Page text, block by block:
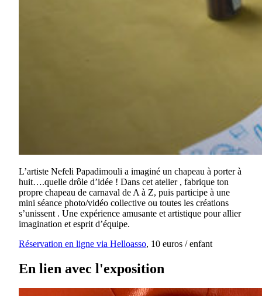
L’artiste Nefeli Papadimouli a imaginé un chapeau à porter à
huit….quelle drôle d’idée ! Dans cet atelier , fabrique ton
propre chapeau de carnaval de A à Z, puis participe à une
mini séance photo/vidéo collective ou toutes les créations
s’unissent . Une expérience amusante et artistique pour allier
imagination et esprit d’équipe.
Réservation en ligne via Helloasso, 10 euros / enfant
En lien avec l'exposition